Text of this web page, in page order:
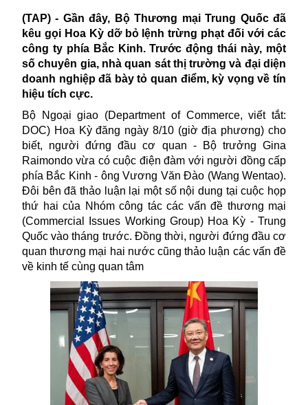
(TAP) - Gần đây, Bộ Thương mại Trung Quốc đã
kêu gọi Hoa Kỳ dỡ bỏ lệnh trừng phạt đối với các
công ty phía Bắc Kinh. Trước động thái này, một
số chuyên gia, nhà quan sát thị trường và đại diện
doanh nghiệp đã bày tỏ quan điểm, kỳ vọng về tín
hiệu tích cực.
Bộ Ngoại giao (Department of Commerce, viết tắt:
DOC) Hoa Kỳ đăng ngày 8/10 (giờ địa phương) cho
biết, người đứng đầu cơ quan - Bộ trưởng Gina
Raimondo vừa có cuộc điện đàm với người đồng cấp
phía Bắc Kinh - ông Vương Văn Đào (Wang Wentao).
Đôi bên đã thảo luận lại một số nội dung tại cuộc họp
thứ hai của Nhóm công tác các vấn đề thương mại
(Commercial Issues Working Group) Hoa Kỳ - Trung
Quốc vào tháng trước. Đồng thời, người đứng đầu cơ
quan thương mại hai nước cũng thảo luận các vấn đề
về kinh tế cùng quan tâm